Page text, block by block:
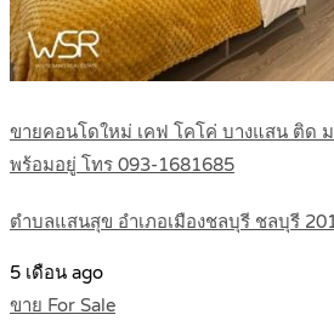
ขายคอนโดใหม่ เคฟ โคโค่ บางแสน ติด
พร้อมอยู่ โทร 093-1681685
ตำบลแสนสุข อำเภอเมืองชลบุรี ชลบุรี
5 เดือน ago
ขาย For Sale